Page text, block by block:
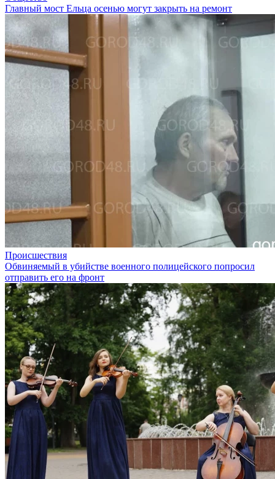
Главный мост Ельца осенью могут закрыть на ремонт
Происшествия
Обвиняемый в убийстве военного полицейского попросил
отправить его на фронт